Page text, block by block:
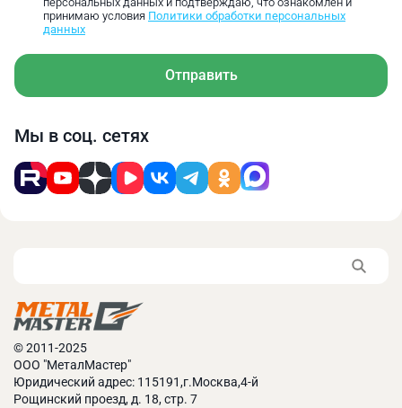
принимаю условия Политики обработки персональных
данных
Отправить
Мы в соц. сетях
© 2011-2025
ООО "МеталМастер"
Юридический адрес: 115191,г.Москва,4-й
Рощинский проезд, д. 18, стр. 7